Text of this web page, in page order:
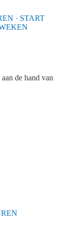
· START
de hand van